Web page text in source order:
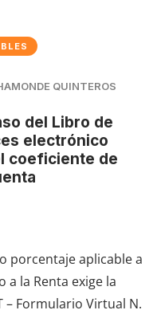
QUINTEROS
del Libro de
electrónico
coeficiente de
porcentaje aplicable a
a la Renta exige la
– Formulario Virtual N.